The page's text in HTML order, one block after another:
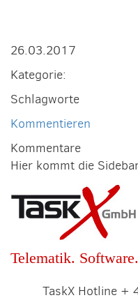
26.03.2017
Kategorie:
Schlagworte
Kommentieren
Kommentare
Hier kommt die
Telematik.
TaskX Hotline